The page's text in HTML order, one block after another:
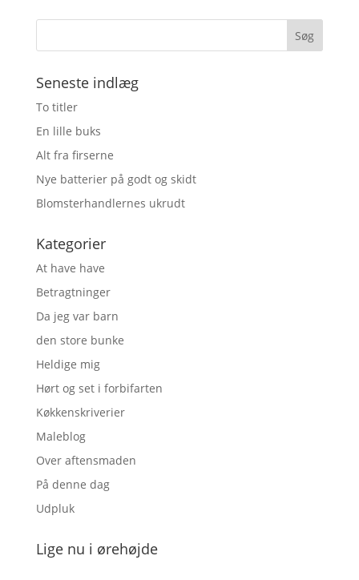
Seneste indlæg
To titler
En lille buks
Alt fra firserne
Nye batterier på godt og skidt
Blomsterhandlernes ukrudt
Kategorier
At have have
Betragtninger
Da jeg var barn
den store bunke
Heldige mig
Hørt og set i forbifarten
Køkkenskriverier
Maleblog
Over aftensmaden
På denne dag
Udpluk
Lige nu i ørehøjde